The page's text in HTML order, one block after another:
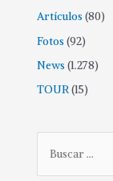
Artículos (80)
Fotos (92)
News (1.278)
TOUR(15)